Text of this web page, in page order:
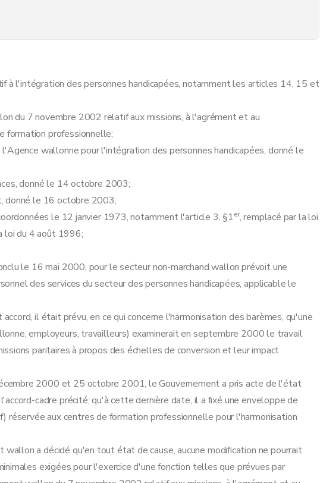
à l'intégration des personnes handicapées, notamment les articles 14, 15 et
du 7 novembre 2002 relatif aux missions, à l'agrément et au
formation professionnelle;
wallonne pour l'intégration des personnes handicapées, donné le
donné le 14 octobre 2003;
donné le 16 octobre 2003;
le 12 janvier 1973, notamment l'article 3, §1er, remplacé par la loi
loi du 4 août 1996;
le 16 mai 2000, pour le secteur non-marchand wallon prévoit une
des services du secteur des personnes handicapées, applicable le
il était prévu, en ce qui concerne l'harmonisation des barèmes, qu'une
employeurs, travailleurs) examinerait en septembre 2000 le travail
paritaires à propos des échelles de conversion et leur impact
2000 et 25 octobre 2001, le Gouvernement a pris acte de l'état
cadre précité; qu'à cette dernière date, il a fixé une enveloppe de
aux centres de formation professionnelle pour l'harmonisation
wallon a décidé qu'en tout état de cause, aucune modification ne pourrait
exigées pour l'exercice d'une fonction telles que prévues par